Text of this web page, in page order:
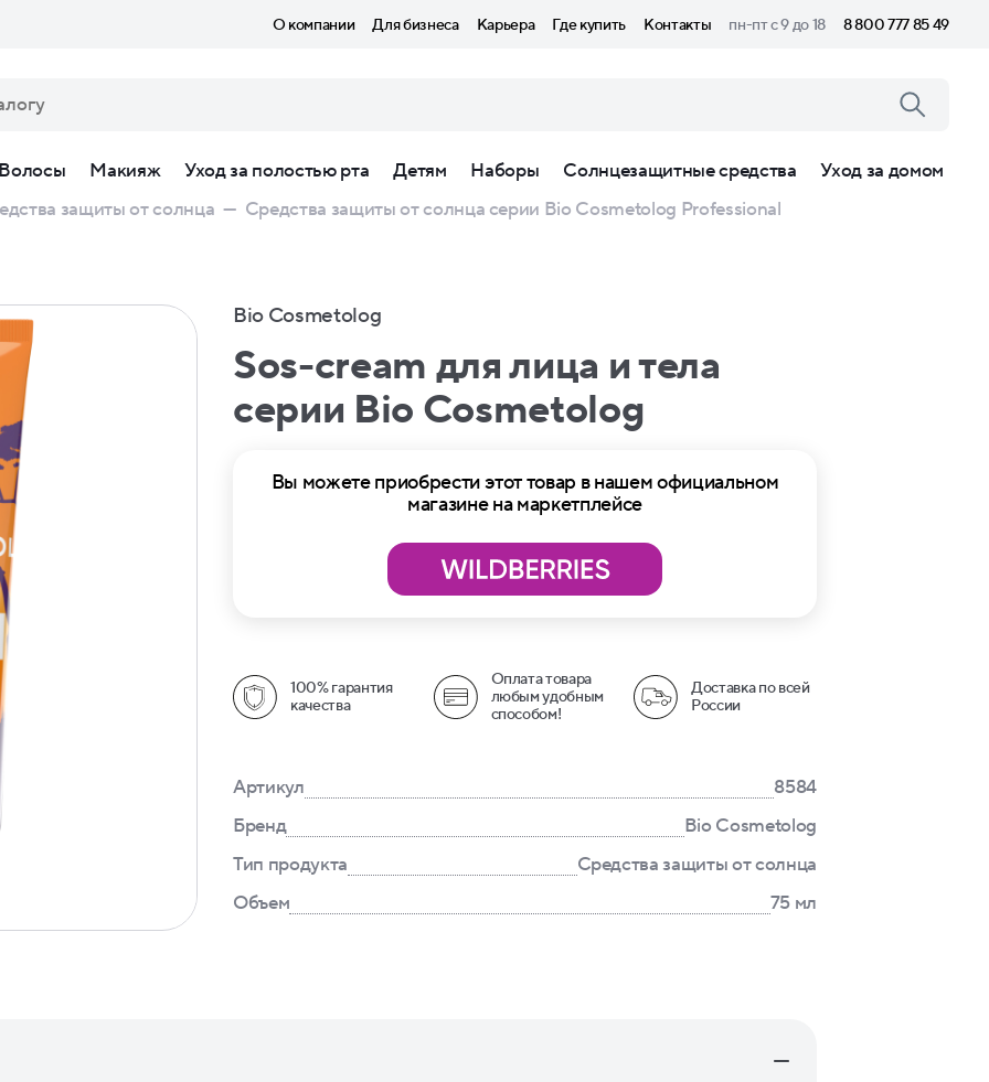
О компании Для бизнеса Карьера Где купить Контакты пн-пт с 9 до 18 8 800 777 85 49
Волосы Макияж Уход за полостью рта Детям Наборы Солнцезащитные средства
Уход за домом
защиты от солнца — Средства защиты от солнца серии Bio Cosmetolog Professional
Bio Cosmetolog
Sos-cream для лица и тела
серии Bio Cosmetolog
Вы можете приобрести этот товар в нашем официальном
магазине на маркетплейсе
100% гарантия
качества
Оплата товара
любым удобным
способом!
Доставка по всей
России
Артикул
8584
Бренд
Bio Cosmetolog
Тип продукта
Средства защиты от солнца
Объем
75 мл